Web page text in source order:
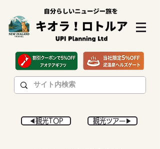
◀︎観光TOP 観光ツアー▶︎